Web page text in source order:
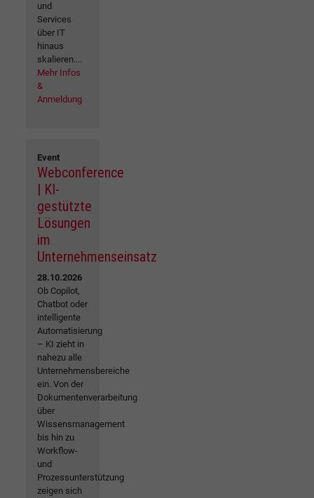
und
Services
über IT
hinaus
skalieren....
Mehr Infos
&
Anmeldung
Event
Webconference
| KI-
gestützte
Lösungen
im
Unternehmenseinsatz
28.10.2026
Ob Copilot,
Chatbot oder
intelligente
Automatisierung
– KI zieht in
nahezu alle
Unternehmensbereiche
ein. Von der
Dokumentenverarbeitung
über
Wissensmanagement
bis hin zu
Workflow-
und
Prozessunterstützung
zeigen sich